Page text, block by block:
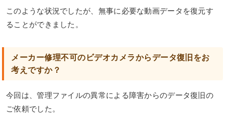
このような状況でしたが、無事に必要な動画データを復元す
ることができました。
メーカー修理不可のビデオカメラからデータ復旧をお
考えですか？
今回は、管理ファイルの異常による障害からのデータ復旧の
ご依頼でした。